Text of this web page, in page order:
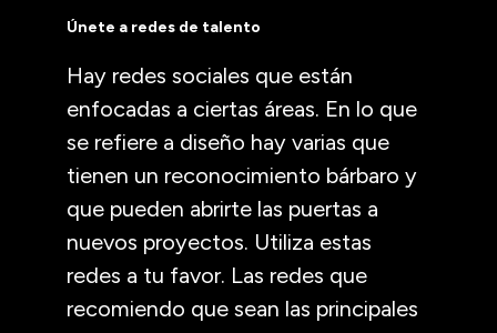
Únete a redes de talento
Hay redes sociales que están
enfocadas a ciertas áreas. En lo que
se refiere a diseño hay varias que
tienen un reconocimiento bárbaro y
que pueden abrirte las puertas a
nuevos proyectos. Utiliza estas
redes a tu favor. Las redes que
recomiendo que sean las principales